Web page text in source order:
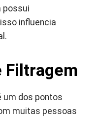
possui
influencia
Filtragem
um dos pontos
muitas pessoas